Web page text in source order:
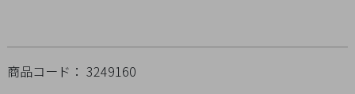
商品コード： 3249160
商
品